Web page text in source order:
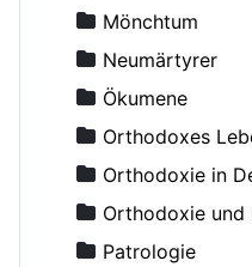
Axyonov, Igor,
Backhaus,
Bakker Michael,
Balakhnin, Andrey,
Bashkirov,
Basilios
Basilius der Große,
Mönchtum
Neumärtyrer
Ökumene
Orthodoxes
Orthodoxie in
Orthodoxie und
Patrologie